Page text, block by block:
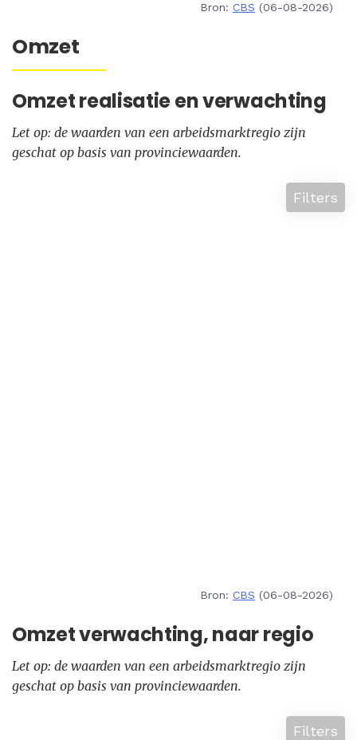
Bron: CBS (06-08-2026)
Omzet
Omzet realisatie en verwachting
Let op: de waarden van een arbeidsmarktregio zijn
geschat op basis van provinciewaarden.
Filters
Bron: CBS (06-08-2026)
Omzet verwachting, naar regio
Let op: de waarden van een arbeidsmarktregio zijn
geschat op basis van provinciewaarden.
Filters